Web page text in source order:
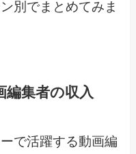
別でまとめてみま
編集者の収入
で活躍する動画編